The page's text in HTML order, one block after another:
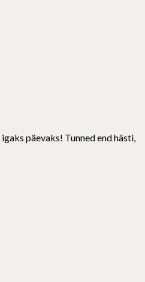
päevaks! Tunned end hästi,